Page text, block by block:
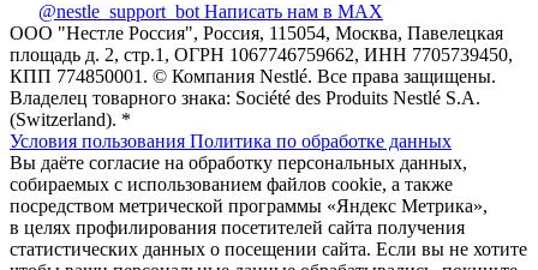
@nestle_support_botНаписать нам в MAX
ООО "Нестле Россия", Россия, 115054, Москва, Павелецкая
площадь д. 2, стр.1, ОГРН 1067746759662, ИНН 7705739450,
КПП 774850001. © Компания Nestlé. Все права защищены.
Владелец товарного знака: Société des Produits Nestlé S.A.
(Switzerland). *
Условия пользования Политика по обработке данных
Вы даёте согласие на обработку персональных данных,
собираемых с использованием файлов cookie, а также
посредством метрической программы «Яндекс Метрика»,
в целях профилирования посетителей сайта получения
статистических данных о посещении сайта. Если вы не хотите